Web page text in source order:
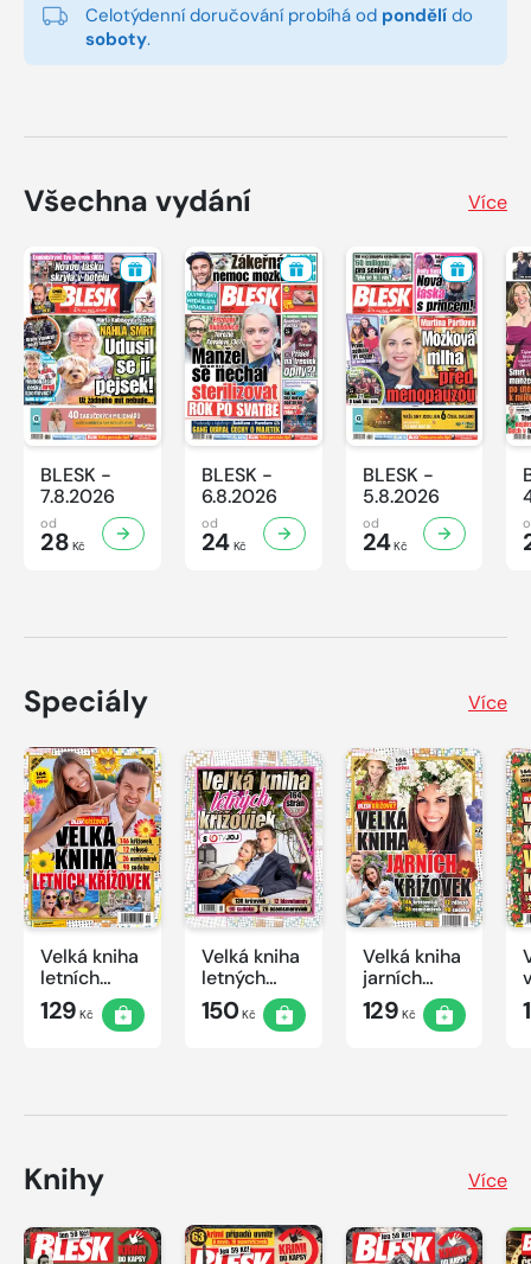
Celotýdenní doručování probíhá od pondělí do
soboty.
Všechna vydání Více
BLESK -
7.8.2026
od
28 Kč
BLESK -
6.8.2026
od
24Kč
BLESK -
5.8.2026
od
24Kč
Speciály Více
Velká kniha
letních
křížovek
2026
129 Kč
Velká kniha
letných
krížoviek s
TV JOJ
150Kč
Velká kniha
jarních
křížovek
2026
129 Kč
Knihy Více